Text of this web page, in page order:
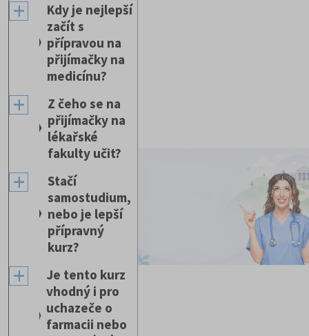
Kdy je nejlepší
začít s
přípravou na
přijímačky na
medicínu?
Z čeho se na
přijímačky na
lékařské
fakulty učit?
Stačí
samostudium,
nebo je lepší
přípravný
kurz?
Je tento kurz
vhodný i pro
uchazeče o
farmacii nebo